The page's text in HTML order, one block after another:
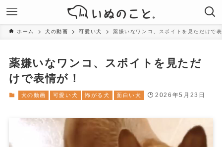
ホーム 犬の動画 可愛い犬 薬嫌いなワンコ、スポイトを見ただけで
薬嫌いなワンコ、スポイトを見ただ
けで表情が！
犬の動画 可愛い犬 怖がる犬 面白い犬 2026年5月23日